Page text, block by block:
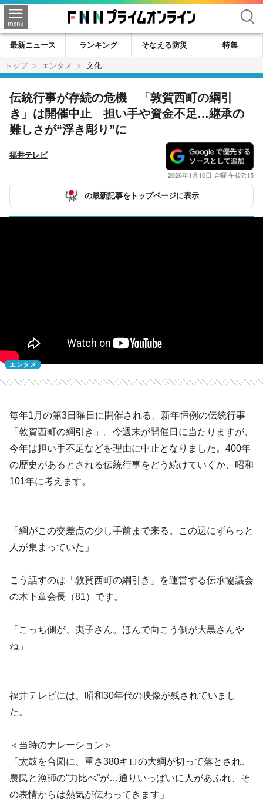
検索
最新ニュース ランキング そなえる防災
特集
トップ
エンタメ 文化
伝統行事が存続の危機 「敦賀西町の綱引
き」は開催中止 担い手や資金不足…継承の
難しさが“浮き彫り”に
福井テレビ
2026年1月16日 金曜 午後7:15
の最新記事をトップページに表示
エンタメ
毎年1月の第3日曜日に開催される、新年恒例の伝統行事
「敦賀西町の綱引き」。今週末が開催日に当たりますが、
今年は担い手不足などを理由に中止となりました。400年
の歴史があるとされる伝統行事をどう続けていくか、昭和
101年に考えます。
「綱がこの交差点の少し手前まで来る。この辺にずらっと
人が集まっていた」
こう話すのは「敦賀西町の綱引き」を運営する伝承協議会
の木下章会長（81）です。
「こっち側が、夷子さん。ほんで向こう側が大黒さんや
ね」
福井テレビには、昭和30年代の映像が残されていまし
た。
＜当時のナレーション＞
「太鼓を合図に、重さ380キロの大綱が切って落とされ、
農民と漁師の“力比べ”が…通りいっぱいに人があふれ、そ
の表情からは熱気が伝わってきます」